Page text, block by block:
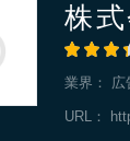
株
業界： 広
URL：